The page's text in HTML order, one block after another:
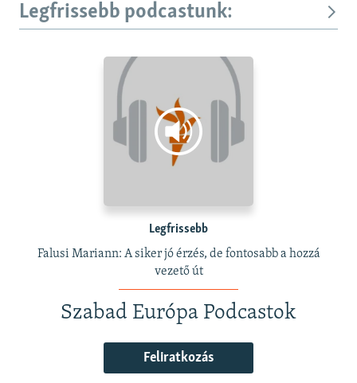
Legfrissebb podcastunk:
Legfrissebb
Falusi Mariann: A siker jó érzés, de fontosabb a hozzá
vezető út
Szabad Európa Podcastok
Feliratkozás